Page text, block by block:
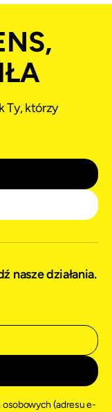
Ty, którzy
nasze działania.
osobowych (adresu e-